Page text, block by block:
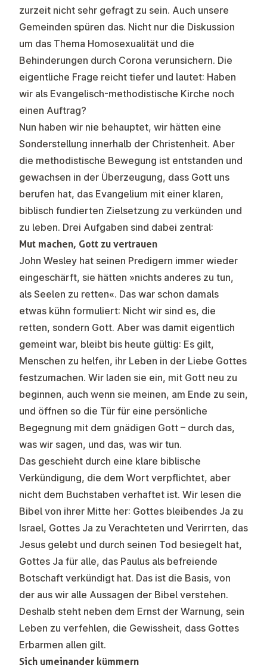
zurzeit nicht sehr gefragt zu sein. Auch unsere
Gemeinden spüren das. Nicht nur die Diskussion
um das Thema Homosexualität und die
Behinderungen durch Corona verunsichern. Die
eigentliche Frage reicht tiefer und lautet: Haben
wir als Evangelisch-methodistische Kirche noch
einen Auftrag?
Nun haben wir nie behauptet, wir hätten eine
Sonderstellung innerhalb der Christenheit. Aber
die methodistische Bewegung ist entstanden und
gewachsen in der Überzeugung, dass Gott uns
berufen hat, das Evangelium mit einer klaren,
biblisch fundierten Zielsetzung zu verkünden und
zu leben. Drei Aufgaben sind dabei zentral:
Mut machen, Gott zu vertrauen
John Wesley hat seinen Predigern immer wieder
eingeschärft, sie hätten »nichts anderes zu tun,
als Seelen zu retten«. Das war schon damals
etwas kühn formuliert: Nicht wir sind es, die
retten, sondern Gott. Aber was damit eigentlich
gemeint war, bleibt bis heute gültig: Es gilt,
Menschen zu helfen, ihr Leben in der Liebe Gottes
festzumachen. Wir laden sie ein, mit Gott neu zu
beginnen, auch wenn sie meinen, am Ende zu sein,
und öffnen so die Tür für eine persönliche
Begegnung mit dem gnädigen Gott – durch das,
was wir sagen, und das, was wir tun.
Das geschieht durch eine klare biblische
Verkündigung, die dem Wort verpflichtet, aber
nicht dem Buchstaben verhaftet ist. Wir lesen die
Bibel von ihrer Mitte her: Gottes bleibendes Ja zu
Israel, Gottes Ja zu Verachteten und Verirrten, das
Jesus gelebt und durch seinen Tod besiegelt hat,
Gottes Ja für alle, das Paulus als befreiende
Botschaft verkündigt hat. Das ist die Basis, von
der aus wir alle Aussagen der Bibel verstehen.
Deshalb steht neben dem Ernst der Warnung, sein
Leben zu verfehlen, die Gewissheit, dass Gottes
Erbarmen allen gilt.
Sich umeinander kümmern